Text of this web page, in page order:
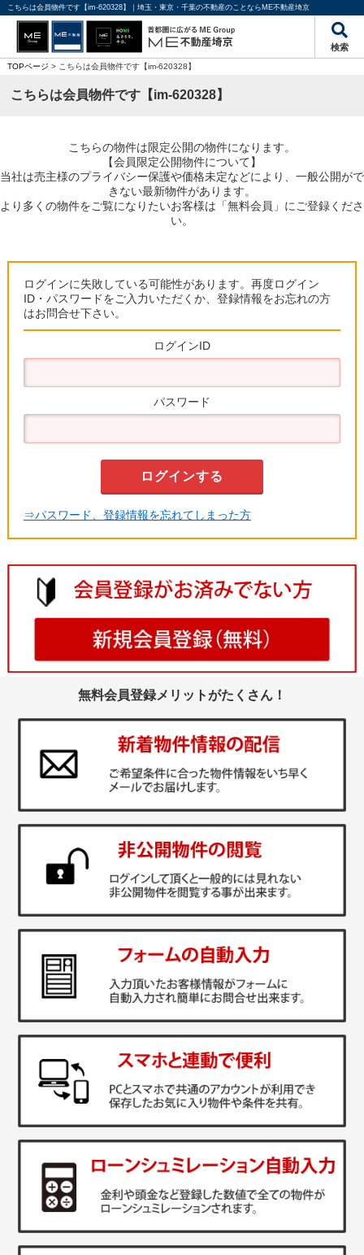
こちらは会員物件です【im-620328】｜埼玉・東京・千葉の不動産のことならME不動産埼京
検索
TOPページ > こちらは会員物件です【im-620328】
こちらは会員物件です【im-620328】
こちらの物件は限定公開の物件になります。
【会員限定公開物件について】
当社は売主様のプライバシー保護や価格未定などにより、一般公開がで
きない最新物件があります。
より多くの物件をご覧になりたいお客様は「無料会員」にご登録くださ
い。
ログインに失敗している可能性があります。再度ログイン
ID・パスワードをご入力いただくか、登録情報をお忘れの方
はお問合せ下さい。
ログインID
パスワード
⇒パスワード、登録情報を忘れてしまった方
無料会員登録メリットがたくさん！